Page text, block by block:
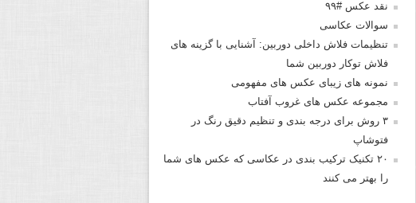
نقد عکس #۹۹
سوالات عکاسی
تنظیمات فلاش داخلی دوربین: آشنایی با گزینه های
فلاش توکار دوربین شما
نمونه های زیبای عکس های مفهومی
مجموعه عکس های غروب آفتاب
۳ روش برای درجه بندی و تنظیم دقیق رنگ در
فتوشاپ
۲۰ تکنیک ترکیب بندی در عکاسی که عکس های شما
را بهتر می کنند